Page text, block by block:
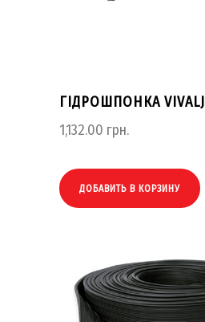
ГІДРОШПОНКА
1,132.00 грн.
ДОБАВИТЬ В КОРЗИНУ